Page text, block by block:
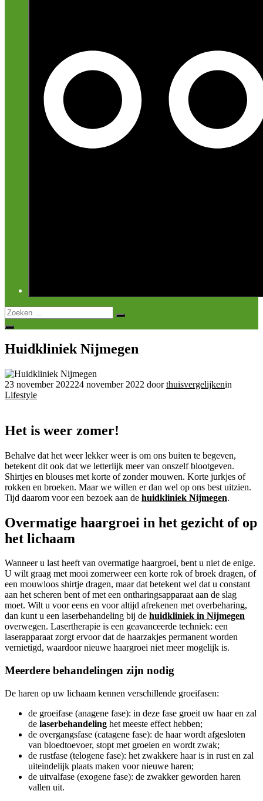
Zoek
naar:
Zoeken
Open
Huidkliniek Nijmegen
23 november 202224 november 2022 doorthuisvergelijkenin
Lifestyle
Het is weer zomer!
Behalve dat het weer lekker weer is om ons buiten te begeven,
betekent dit ook dat we letterlijk meer van onszelf blootgeven.
Shirtjes en blouses met korte of zonder mouwen. Korte jurkjes of
rokken en broeken. Maar we willen er dan wel op ons best uitzien.
Tijd daarom voor een bezoek aan de huidkliniek Nijmegen.
Overmatige haargroei in het gezicht of op
het lichaam
Wanneer u last heeft van overmatige haargroei, bent u niet de enige.
U wilt graag met mooi zomerweer een korte rok of broek dragen, of
een mouwloos shirtje dragen, maar dat betekent wel dat u constant
aan het scheren bent of met een ontharingsapparaat aan de slag
moet. Wilt u voor eens en voor altijd afrekenen met overbeharing,
dan kunt u een laserbehandeling bij de huidkliniek in Nijmegen
overwegen. Lasertherapie is een geavanceerde techniek: een
laserapparaat zorgt ervoor dat de haarzakjes permanent worden
vernietigd, waardoor nieuwe haargroei niet meer mogelijk is.
Meerdere behandelingen zijn nodig
De haren op uw lichaam kennen verschillende groeifasen:
de groeifase (anagene fase): in deze fase groeit uw haar en zal
de laserbehandeling het meeste effect hebben;
de overgangsfase (catagene fase): de haar wordt afgesloten
van bloedtoevoer, stopt met groeien en wordt zwak;
de rustfase (telogene fase): het zwakkere haar is in rust en zal
uiteindelijk plaats maken voor nieuwe haren;
de uitvalfase (exogene fase): de zwakker geworden haren
vallen uit.